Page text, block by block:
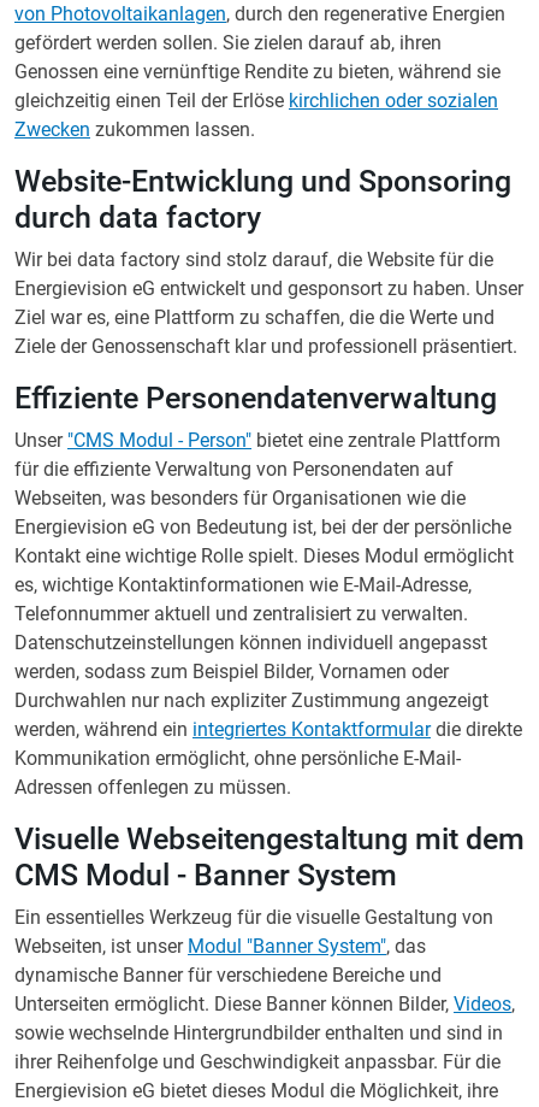
von Photovoltaikanlagen, durch den regenerative Energien
gefördert werden sollen. Sie zielen darauf ab, ihren
Genossen eine vernünftige Rendite zu bieten, während sie
gleichzeitig einen Teil der Erlöse kirchlichen oder sozialen
Zwecken zukommen lassen.
Website-Entwicklung und Sponsoring
durch data factory
Wir bei data factory sind stolz darauf, die Website für die
Energievision eG entwickelt und gesponsort zu haben. Unser
Ziel war es, eine Plattform zu schaffen, die die Werte und
Ziele der Genossenschaft klar und professionell präsentiert.
Effiziente Personendatenverwaltung
Unser "CMS Modul - Person" bietet eine zentrale Plattform
für die effiziente Verwaltung von Personendaten auf
Webseiten, was besonders für Organisationen wie die
Energievision eG von Bedeutung ist, bei der der persönliche
Kontakt eine wichtige Rolle spielt. Dieses Modul ermöglicht
es, wichtige Kontaktinformationen wie E-Mail-Adresse,
Telefonnummer aktuell und zentralisiert zu verwalten.
Datenschutzeinstellungen können individuell angepasst
werden, sodass zum Beispiel Bilder, Vornamen oder
Durchwahlen nur nach expliziter Zustimmung angezeigt
werden, während ein integriertes Kontaktformulardie direkte
Kommunikation ermöglicht, ohne persönliche E-Mail-
Adressen offenlegen zu müssen.
Visuelle Webseitengestaltung mit dem
CMS Modul - Banner System
Ein essentielles Werkzeug für die visuelle Gestaltung von
Webseiten, ist unser Modul "Banner System", das
dynamische Banner für verschiedene Bereiche und
Unterseiten ermöglicht. Diese Banner können Bilder, Videos,
sowie wechselnde Hintergrundbilder enthalten und sind in
ihrer Reihenfolge und Geschwindigkeit anpassbar. Für die
Energievision eG bietet dieses Modul die Möglichkeit, ihre